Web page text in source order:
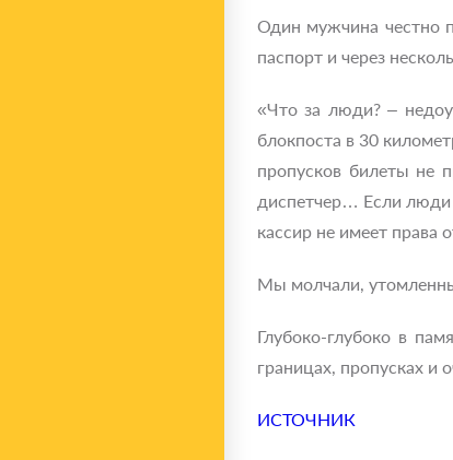
Один мужчина честно
паспорт и через
«Что за люди? –
блокпоста в 30
пропусков билеты не
диспетчер… Если люди
кассир не имеет права
Мы молчали,
Глубоко-глубоко в
границах, пропусках и
ИСТОЧНИК